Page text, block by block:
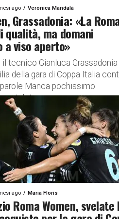
ago Veronica Mandalà
Grassadonia: «La
ma domani
a viso aperto»
il tecnico Gianluca Grassadonia
della gara di Coppa Italia
Manca pochissimo
match tra...
ago Maria Floris
Roma Women, svelate